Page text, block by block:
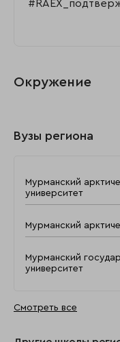
Окружение
Вузы региона
Мурманский
университет
Мурманский
Мурманский
университет
Смотреть все